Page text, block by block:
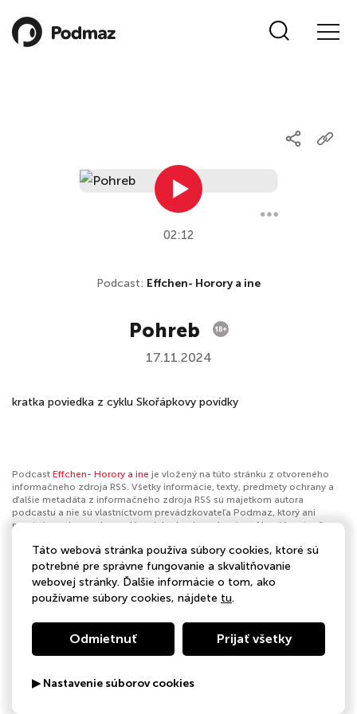
02:12
Podcast: Effchen- Horory a ine
Pohreb
17.11.2024
kratka poviedka z cyklu Skořápkovy povídky
Podcast Effchen- Horory a ine je vložený na túto stránku z otvoreného
informačného zdroja RSS. Všetky informácie, texty, predmety ochrany a
ďalšie metadáta z informačného zdroja RSS sú majetkom autora
podcastu a nie sú vlastníctvom prevádzkovateľa Podmaz, ktorý ani
nevytvára ani nezodpovedá za ich obsah podcastov. Ak máš za to, že
nahlásiť obsah. Ak je toto tvoj podcast a chceš získať kontrolu nad týmto
profilomklikni sem.
Autor:eva bednarova
Kategórie:
Táto webová stránka používa súbory cookies, ktoré sú
potrebné pre správne fungovanie a skvalitňovanie
webovej stránky. Ďalšie informácie o tom, ako
používame súbory cookies, nájdete tu.
Odmietnuť Prijať všetky
▶ Nastavenie súborov cookies